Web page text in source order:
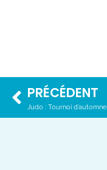
PRÉCÉDENT
Judo : Tournoi d’automne